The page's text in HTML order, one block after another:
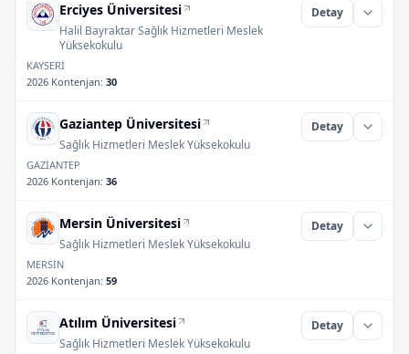
Erciyes Üniversitesi
Halil Bayraktar Sağlık Hizmetleri Meslek
Yüksekokulu
Detay
KAYSERİ
2026 Kontenjan: 30
Gaziantep Üniversitesi
Sağlık Hizmetleri Meslek Yüksekokulu
Detay
GAZİANTEP
2026 Kontenjan: 36
Mersin Üniversitesi
Sağlık Hizmetleri Meslek Yüksekokulu
Detay
MERSİN
2026 Kontenjan: 59
Atılım Üniversitesi
Sağlık Hizmetleri Meslek Yüksekokulu
Detay